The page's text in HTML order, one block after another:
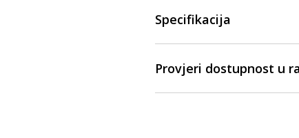
Specifikacija
Provjeri dostupnost u